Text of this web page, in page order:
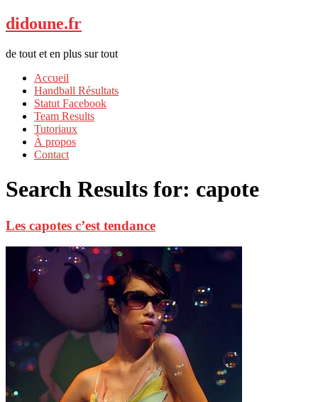
didoune.fr
de tout et en plus sur tout
Accueil
Handball Résultats
Statut Facebook
Team Results
Tutoriaux
À propos
Contact
Search Results for: capote
Les capotes c’est tendance